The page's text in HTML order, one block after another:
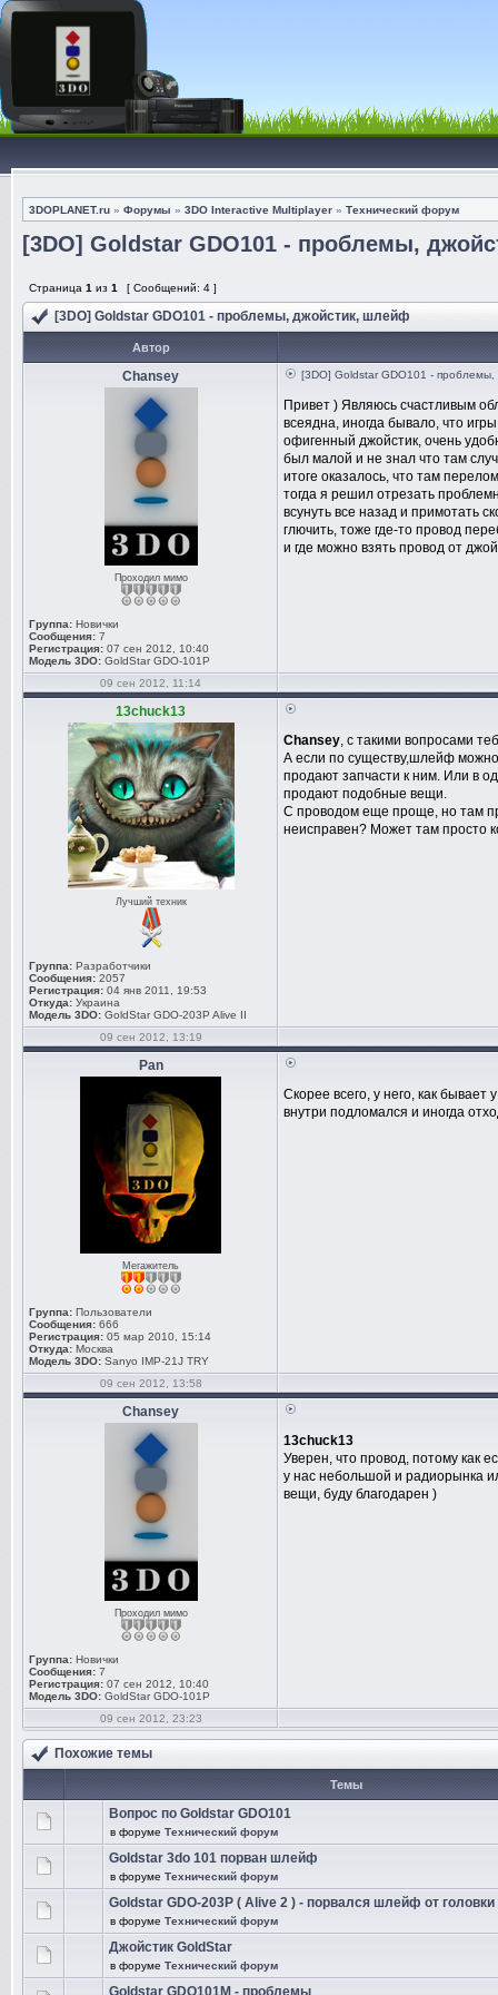
3DOPLANET.ru » Форумы » 3DO Interactive Multiplayer » Технический форум
[3DO] Goldstar GDO101 - проблемы,
Страница 1 из 1 [ Сообщений: 4 ]
[3DO] Goldstar GDO101 - проблемы, джойстик, шлейф
Автор
Chansey
Проходил мимо
Группа: Новички
Сообщения: 7
Регистрация: 07 сен 2012, 10:40
Модель 3DO: GoldStar GDO-101P
[3DO] Goldstar GDO101 -
Привет ) Являюсь счастливым
всеядна, иногда бывало, что
офигенный джойстик, очень
был малой и не знал что там
итоге оказалось, что там
тогда я решил отрезать
всунуть все назад и примотать
глючить, тоже где-то провод
и где можно взять провод от
09 сен 2012, 11:14
13chuck13
Лучший техник
Группа: Разработчики
Сообщения: 2057
Регистрация: 04 янв 2011, 19:53
Откуда: Украина
Модель 3DO: GoldStar GDO-203P Alive II
Chansey, с такими вопросами
А если по существу,шлейф
продают запчасти к ним. Или в
продают подобные вещи.
С проводом еще проще, но там
неисправен? Может там просто
09 сен 2012, 13:19
Pan
Мегажитель
Группа: Пользователи
Сообщения: 666
Регистрация: 05 мар 2010, 15:14
Откуда: Москва
Модель 3DO: Sanyo IMP-21J TRY
Скорее всего, у него, как бывает
внутри подломался и иногда
09 сен 2012, 13:58
Chansey
Проходил мимо
Группа: Новички
Сообщения: 7
Регистрация: 07 сен 2012, 10:40
Модель 3DO: GoldStar GDO-101P
13chuck13
Уверен, что провод, потому как
у нас небольшой и радиорынка
вещи, буду благодарен )
09 сен 2012, 23:23
Похожие темы
Темы
Вопрос по Goldstar GDO101
в форуме Технический форум
Goldstar 3do 101 порван шлейф
в форуме Технический форум
Goldstar GDO-203P ( Alive 2 ) - порвался шлейф от головки
в форуме Технический форум
Джойстик GoldStar
в форуме Технический форум
Goldstar GDO101M - проблемы